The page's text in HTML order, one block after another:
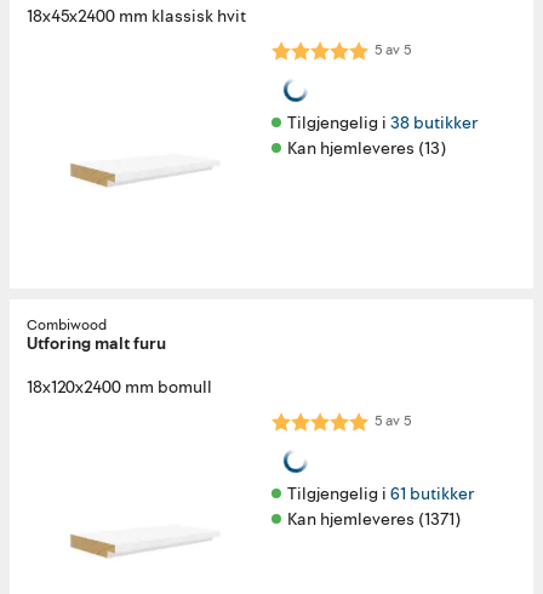
18x45x2400 mm klassisk hvit
Karakter: 5.0 av 5 mulige
5av5
Tilgjengelig i 38 butikker
Kan hjemleveres (13)
Combiwood
Utforing malt furu
18x120x2400 mm bomull
Karakter: 5.0 av 5 mulige
5av5
Tilgjengelig i 61 butikker
Kan hjemleveres (1371)